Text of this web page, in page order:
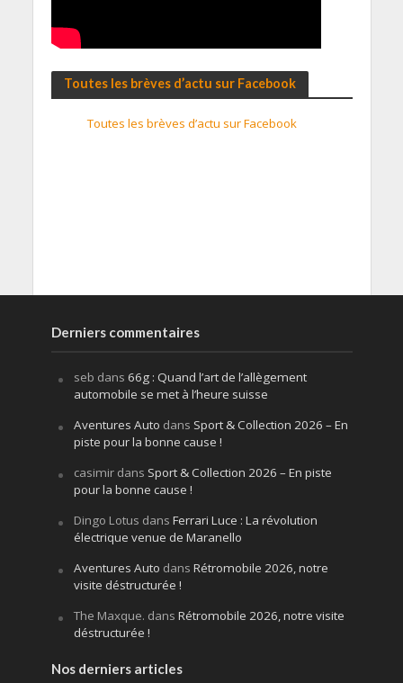
Toutes les brèves d’actu sur Facebook
Toutes les brèves d’actu sur Facebook
Derniers commentaires
seb dans 66g : Quand l’art de l’allègement
automobile se met à l’heure suisse
Aventures Auto dans Sport & Collection 2026 – En
piste pour la bonne cause !
casimirdans Sport & Collection 2026 – En piste
pour la bonne cause !
Dingo Lotus dans Ferrari Luce : La révolution
électrique venue de Maranello
Aventures Auto dans Rétromobile 2026, notre
visite déstructurée !
The Maxque. dans Rétromobile 2026, notre visite
déstructurée !
Nos derniers articles